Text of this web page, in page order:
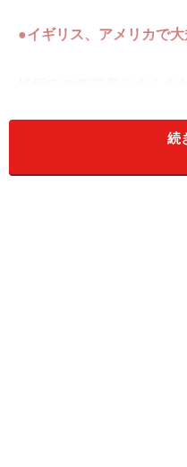
●イギリス、アメリカで
説」は、英国で、15,726
る死亡を調べた大がかり
続